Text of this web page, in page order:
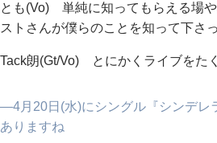
とも(Vo) 単純に知ってもらえる場
ストさんが僕らのことを知って下さ
Tack朗(Gt/Vo) とにかくライブをた
―4月20日(水)にシングル『シンデレ
ありますね